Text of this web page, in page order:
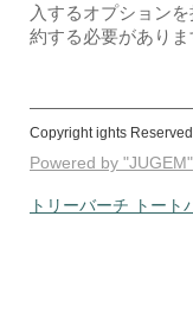
入するオプション
約する必要があり
Copyright ights
Powered by "JUGEM"
トリーバーチ トート